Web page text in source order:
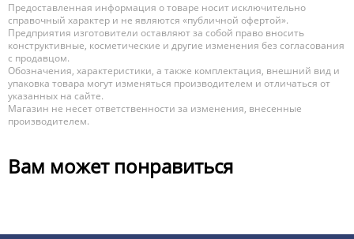
Предоставленная информация о товаре носит исключительно
справочный характер и не являются «публичной офертой».
Предприятия изготовители оставляют за собой право вносить
конструктивные, косметические и другие изменения без согласования
с продавцом.
Обозначения, характеристики, а также комплектация, внешний вид и
упаковка товара могут изменяться производителем и отличаться от
указанных на сайте.
Магазин не несет ответственности за изменения, внесенные
производителем.
Вам может понравиться